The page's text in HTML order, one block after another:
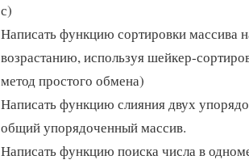
с)
Написать функцию сортировки массива
возрастанию, используя шейкер-
метод простого обмена)
Написать функцию слияния двух
общий упорядоченный массив.
Написать функцию поиска числа в